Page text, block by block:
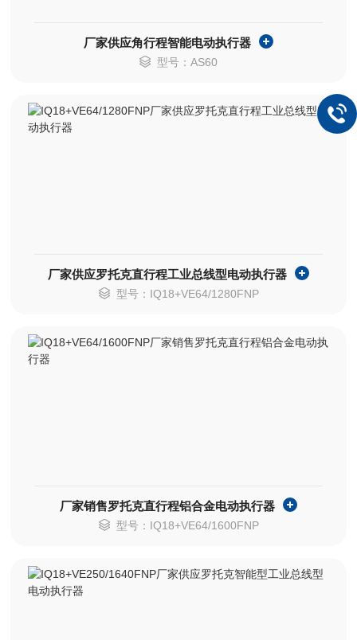
厂家供应角行程智能电动执行器
型号：AS60
厂家供应罗托克直行程工业总线型电动执行器
型号：IQ18+VE64/1280FNP
厂家销售罗托克直行程铝合金电动执行器
型号：IQ18+VE64/1600FNP